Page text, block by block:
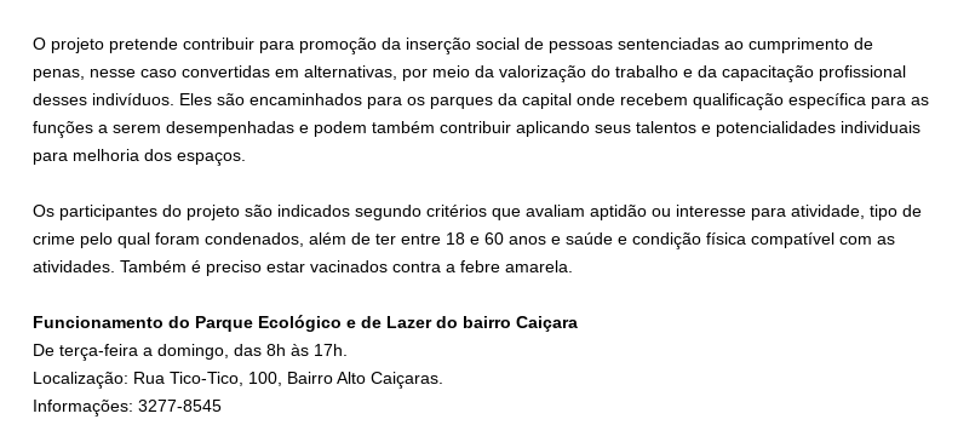
O projeto pretende contribuir para promoção da inserção social de pessoas sentenciadas ao cumprimento de
penas, nesse caso convertidas em alternativas, por meio da valorização do trabalho e da capacitação profissional
desses indivíduos. Eles são encaminhados para os parques da capital onde recebem qualificação específica para as
funções a serem desempenhadas e podem também contribuir aplicando seus talentos e potencialidades individuais
para melhoria dos espaços.
Os participantes do projeto são indicados segundo critérios que avaliam aptidão ou interesse para atividade, tipo de
crime pelo qual foram condenados, além de ter entre 18 e 60 anos e saúde e condição física compatível com as
atividades. Também é preciso estar vacinados contra a febre amarela.
Funcionamento do Parque Ecológico e de Lazer do bairro Caiçara
De terça-feira a domingo, das 8h às 17h.
Localização: Rua Tico-Tico, 100, Bairro Alto Caiçaras.
Informações: 3277-8545